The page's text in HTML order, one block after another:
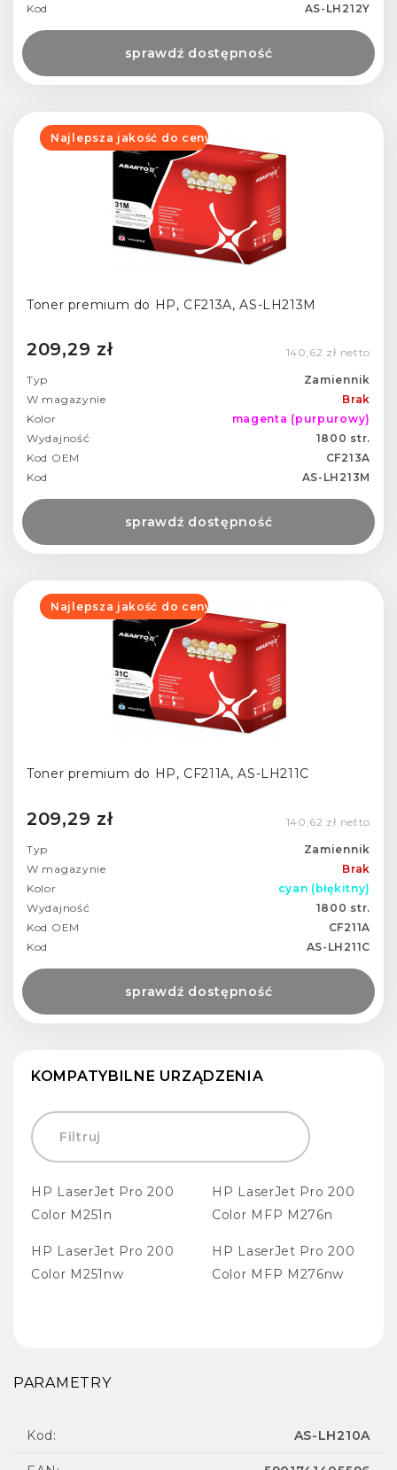
Kod
AS-LH212Y
sprawdź dostępność
Najlepsza jakość do ceny
Toner premium do HP, CF213A, AS-LH213M
209,29 zł 140,62 zł netto
Typ
Zamiennik
W magazynie
Brak
Kolor
magenta (purpurowy)
Wydajność
1800 str.
Kod OEM
CF213A
Kod
AS-LH213M
sprawdź dostępność
Najlepsza jakość do ceny
Toner premium do HP, CF211A, AS-LH211C
209,29 zł 140,62 zł netto
Typ
Zamiennik
W magazynie
Brak
Kolor
cyan (błękitny)
Wydajność
1800 str.
Kod OEM
CF211A
Kod
AS-LH211C
sprawdź dostępność
KOMPATYBILNE URZĄDZENIA
HP LaserJet Pro 200
Color M251n
HP LaserJet Pro 200
Color M251nw
HP LaserJet Pro 200
Color MFP M276n
HP LaserJet Pro 200
Color MFP M276nw
PARAMETRY
Kod: AS-LH210A